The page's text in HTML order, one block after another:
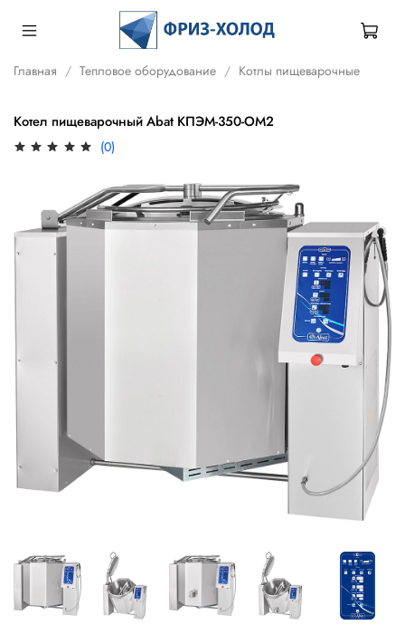
Главная Тепловое оборудование Котлы пищеварочные
Котел пищеварочный Abat КПЭМ-350-ОМ2
(0)